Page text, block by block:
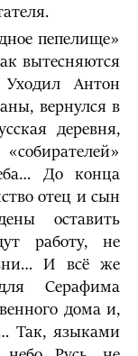
пепелище»
вытесняются
Антон
вернулся в
деревня,
До конца
отец и сын
оставить
работу, не
И всё же
Серафима
дома и,
Так, языками